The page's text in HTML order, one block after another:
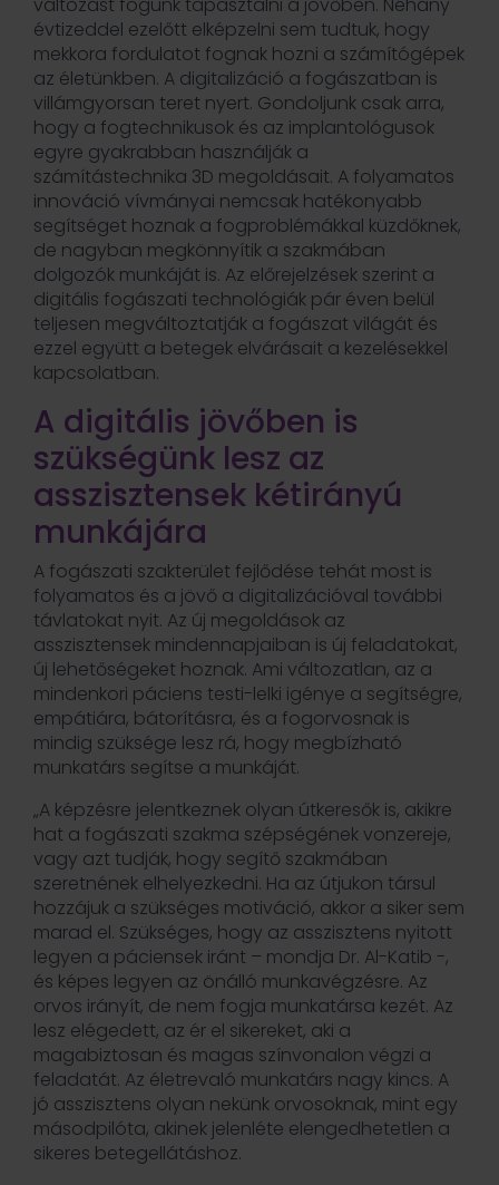
változást fogunk tapasztalni a jövőben. Néhány
évtizeddel ezelőtt elképzelni sem tudtuk, hogy
mekkora fordulatot fognak hozni a számítógépek
az életünkben. A digitalizáció a fogászatban is
villámgyorsan teret nyert. Gondoljunk csak arra,
hogy a fogtechnikusok és az implantológusok
egyre gyakrabban használják a
számítástechnika 3D megoldásait. A folyamatos
innováció vívmányai nemcsak hatékonyabb
segítséget hoznak a fogproblémákkal küzdőknek,
de nagyban megkönnyítik a szakmában
dolgozók munkáját is. Az előrejelzések szerint a
digitális fogászati technológiák pár éven belül
teljesen megváltoztatják a fogászat világát és
ezzel együtt a betegek elvárásait a kezelésekkel
kapcsolatban.
A digitális jövőben is
szükségünk lesz az
asszisztensek kétirányú
munkájára
A fogászati szakterület fejlődése tehát most is
folyamatos és a jövő a digitalizációval további
távlatokat nyit. Az új megoldások az
asszisztensek mindennapjaiban is új feladatokat,
új lehetőségeket hoznak. Ami változatlan, az a
mindenkori páciens testi-lelki igénye a segítségre,
empátiára, bátorításra, és a fogorvosnak is
mindig szüksége lesz rá, hogy megbízható
munkatárs segítse a munkáját.
„A képzésre jelentkeznek olyan útkeresők is, akikre
hat a fogászati szakma szépségének vonzereje,
vagy azt tudják, hogy segítő szakmában
szeretnének elhelyezkedni. Ha az útjukon társul
hozzájuk a szükséges motiváció, akkor a siker sem
marad el. Szükséges, hogy az asszisztens nyitott
legyen a páciensek iránt – mondja Dr. Al-Katib -,
és képes legyen az önálló munkavégzésre. Az
orvos irányít, de nem fogja munkatársa kezét. Az
lesz elégedett, az ér el sikereket, aki a
magabiztosan és magas színvonalon végzi a
feladatát. Az életrevaló munkatárs nagy kincs. A
jó asszisztens olyan nekünk orvosoknak, mint egy
másodpilóta, akinek jelenléte elengedhetetlen a
sikeres betegellátáshoz.